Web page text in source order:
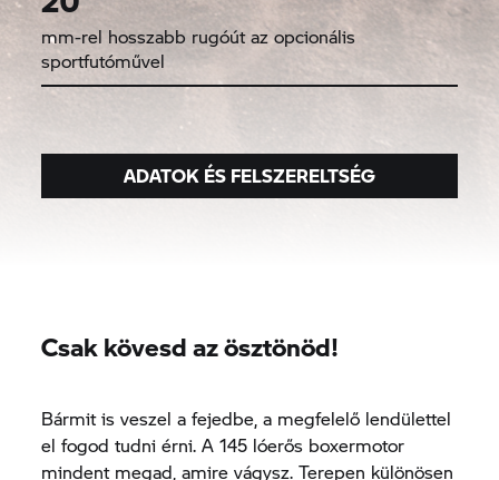
mm-rel hosszabb rugóút az opcionális
sportfutóművel
ADATOK ÉS FELSZERELTSÉG
Csak kövesd az ösztönöd!
Bármit is veszel a fejedbe, a megfelelő lendülettel
el fogod tudni érni. A 145 lóerős boxermotor
mindent megad, amire vágysz. Terepen különösen